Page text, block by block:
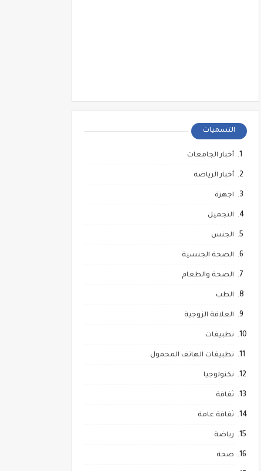
التسميات
أخبار الجامعات
أخبار الرياضة
اجهزة
التجميل
الجنس
الصحة الجنسية
الصحة والطعام
الطب
العلاقة الزوجية
تطبيقات
تطبيقات الهاتف المحمول
تكنولوجيا
ثقافة
ثقافة عامة
رياضة
صحة